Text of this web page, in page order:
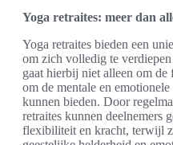
Yoga retraites: meer dan
Yoga retraites bieden een
om zich volledig te
gaat hierbij niet alleen om
om de mentale en
kunnen bieden. Door
retraites kunnen deelnemers
flexibiliteit en kracht, terwijl